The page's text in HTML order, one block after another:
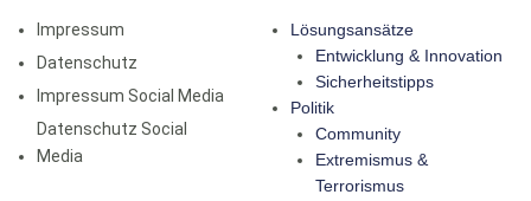
Impressum
Datenschutz
Impressum Social Media
Datenschutz Social
Media
Lösungsansätze
Entwicklung & Innovation
Sicherheitstipps
Politik
Community
Extremismus &
Terrorismus